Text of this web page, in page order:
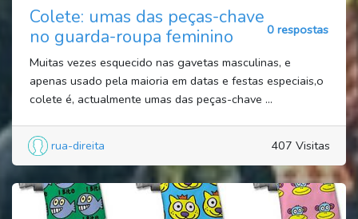
Colete: umas das peças-chave
no guarda-roupa feminino
0 respostas
Muitas vezes esquecido nas gavetas masculinas, e
apenas usado pela maioria em datas e festas especiais,o
colete é, actualmente umas das peças-chave ...
rua-direita 407 Visitas